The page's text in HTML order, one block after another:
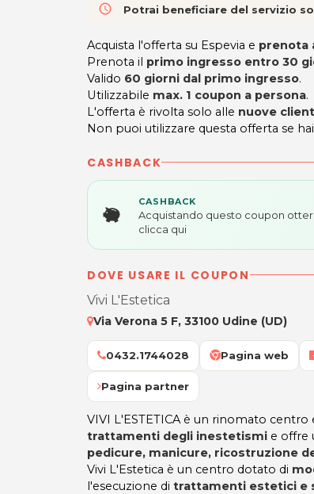
access_time Potrai beneficiare del servizio
Acquista l'offerta su Espevia e prenota
Prenota il primo ingresso entro 30
Valido 60 giorni dal primo ingresso.
Utilizzabile max. 1 coupon a persona.
L'offerta è rivolta solo alle nuove
Non puoi utilizzare questa offerta se
CASHBACK
CASHBACK
Acquistando questo coupon
clicca qui
DOVE USARE IL COUPON
Vivi L'Estetica
Via Verona 5 F, 33100 Udine (UD)
0432.1744028 Pagina web
Pagina partner
VIVI L'ESTETICA è un rinomato
trattamenti degli inestetismi e offre
pedicure, manicure, ricostruzione
Vivi L'Estetica è un centro dotato di
l'esecuzione di trattamenti estetici e